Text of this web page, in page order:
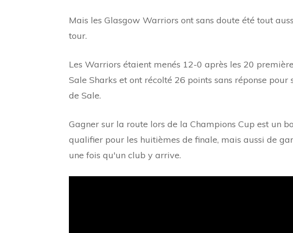
Mais les Glasgow Warriors ont sans doute été tout
tour.
Les Warriors étaient menés 12-0 après les 20
Sale Sharks et ont récolté 26 points sans réponse
de Sale.
Gagner sur la route lors de la Champions Cup est un
qualifier pour les huitièmes de finale, mais aussi de
une fois qu'un club y arrive.